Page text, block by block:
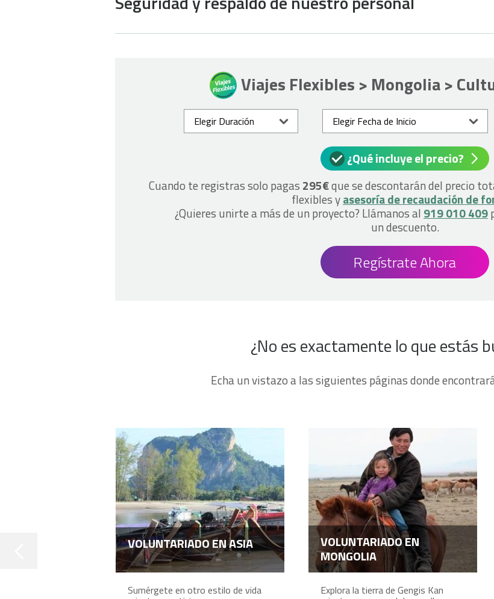
Viajes Flexibles > Mongolia >
¿Qué incluye el precio?
Cuando te registras solo pagas 295€que se descontarán del precio
flexibles yasesoría de recaudación de
¿Quieres unirte a más de un proyecto? Llámanos al 919 010 409
un descuento.
Regístrate Ahora
¿No es exactamente lo que estás
Echa un vistazo a las siguientes páginas donde
VOLUNTARIADO EN ASIA
Sumérgete en otro estilo de vida
VOLUNTARIADO EN
MONGOLIA
Explora la tierra de Gengis Kan